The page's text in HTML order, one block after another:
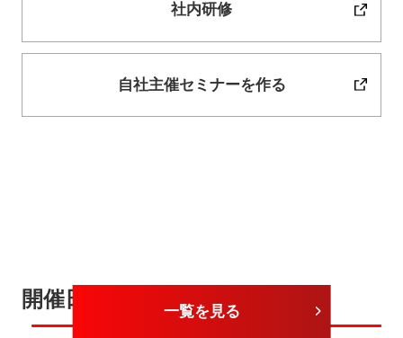
社内研修
自社主催セミナーを作る
開催日が近いセミナー
一覧を見る